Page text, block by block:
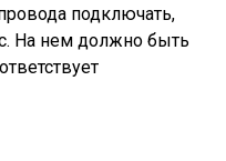
подключать,
На нем должно быть